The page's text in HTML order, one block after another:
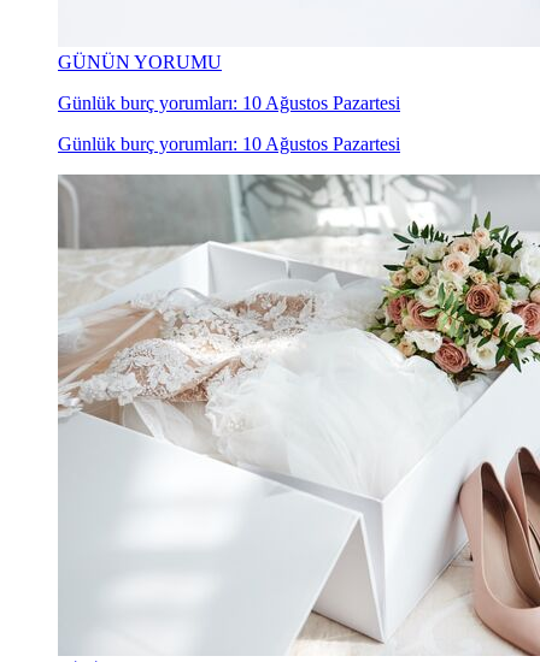
GÜNÜN YORUMU
Günlük burç yorumları: 10 Ağustos Pazartesi
Günlük burç yorumları: 10 Ağustos Pazartesi